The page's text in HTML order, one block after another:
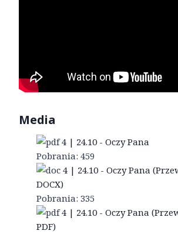
Media
4 | 24.10 - Oczy Pana
Pobrania: 459
4 | 24.10 - Oczy Pana
DOCX)
Pobrania: 335
4 | 24.10 - Oczy Pana
PDF)